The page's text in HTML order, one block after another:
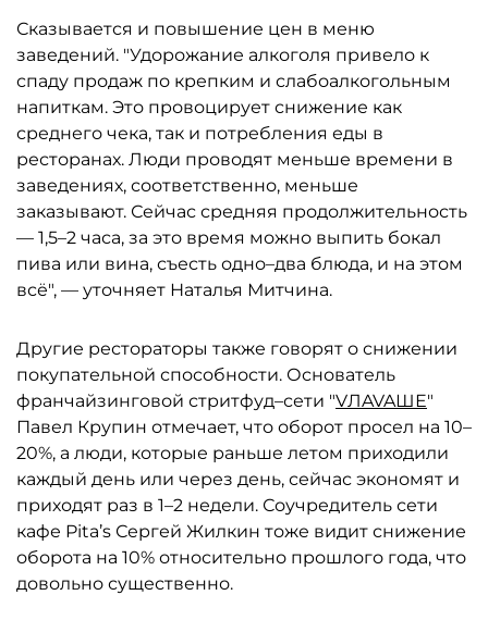
Сказывается и повышение цен в меню
заведений. "Удорожание алкоголя привело к
спаду продаж по крепким и слабоалкогольным
напиткам. Это провоцирует снижение как
среднего чека, так и потребления еды в
ресторанах. Люди проводят меньше времени в
заведениях, соответственно, меньше
заказывают. Сейчас средняя продолжительность
— 1,5–2 часа, за это время можно выпить бокал
пива или вина, съесть одно–два блюда, и на этом
всё", — уточняет Наталья Митчина.
Другие рестораторы также говорят о снижении
покупательной способности. Основатель
франчайзинговой стритфуд–сети "VЛAVAШЕ"
Павел Крупин отмечает, что оборот просел на 10–
20%, а люди, которые раньше летом приходили
каждый день или через день, сейчас экономят и
приходят раз в 1–2 недели. Соучредитель сети
кафе Pita’s Сергей Жилкин тоже видит снижение
оборота на 10% относительно прошлого года, что
довольно существенно.